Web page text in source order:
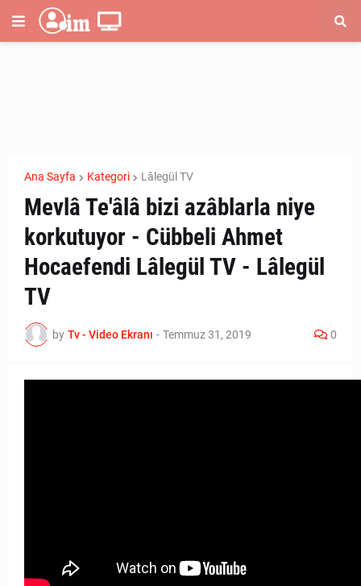
Ana Sayfa Kategori Lâlegül TV
Mevlâ Te'âlâ bizi azâblarla niye
korkutuyor - Cübbeli Ahmet
Hocaefendi Lâlegül TV - Lâlegül
TV
by Tv - Video Ekranı - Temmuz 31, 2019 0